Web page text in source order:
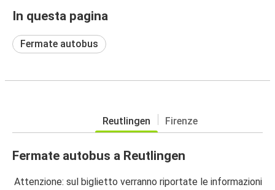
In questa pagina
Fermate autobus
Reutlingen Firenze
Fermate autobus a Reutlingen
Attenzione: sul biglietto verranno riportate le informazioni